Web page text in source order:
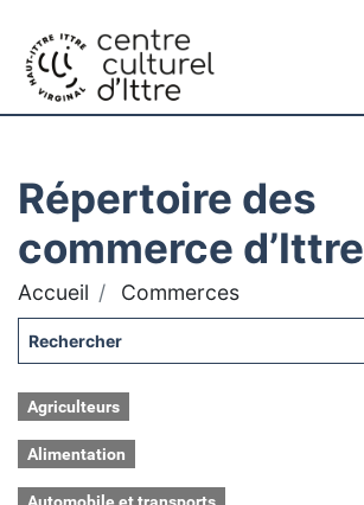
Répertoire des
commerce d’Ittre
Accueil Commerces
Agriculteurs
Alimentation